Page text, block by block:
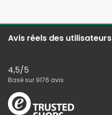
Avis réels des utilisateurs
4,5/5
Basé sur 9176 avis